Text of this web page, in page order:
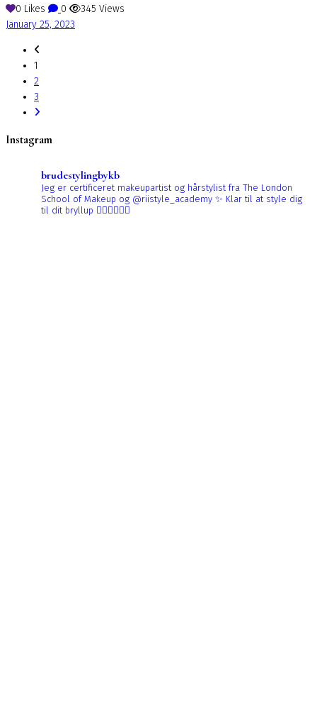
0 Likes 0 345 Views
January 25, 2023
1
2
3
Instagram
brudestylingbykb
Jeg er certificeret makeupartist og hårstylist fra The London
School of Makeup og @riistyle_academy ✨ Klar til at style dig
til dit bryllup 👰🏼‍♀️👰🏻‍♀️